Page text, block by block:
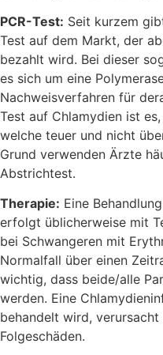
PCR-Test: Seit kurzem
Test auf dem Markt, der
bezahlt wird. Bei dieser
es sich um eine
Nachweisverfahren für
Test auf Chlamydien ist
welche teuer und nicht
Grund verwenden Ärzte
Abstrichtest.
Therapie: Eine
erfolgt üblicherweise mit
bei Schwangeren mit
Normalfall über einen
wichtig, dass beide/alle
werden. Eine
behandelt wird, verursacht
Folgeschäden.